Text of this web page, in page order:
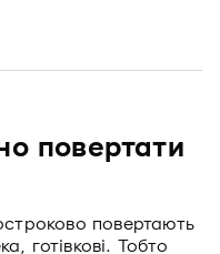
повертати
повертають
готівкові. Тобто